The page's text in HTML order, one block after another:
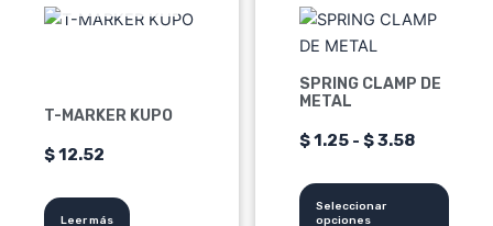
T-MARKER KUPO
$12.52
Leer más
SPRING CLAMP DE
METAL
$1.25 - $3.58
de
hasta
Seleccionar
opciones
tiene
múltiples
variantes.
Las
opciones
pueden
elegir